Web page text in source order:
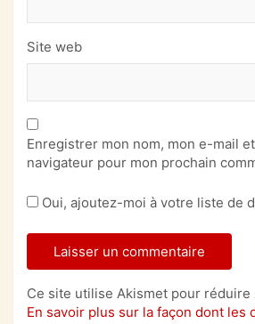
Site web
Enregistrer mon nom, mon e-mail
navigateur pour mon prochain
Oui, ajoutez-moi à votre liste de
Ce site utilise Akismet pour réduire
En savoir plus sur la façon dont les